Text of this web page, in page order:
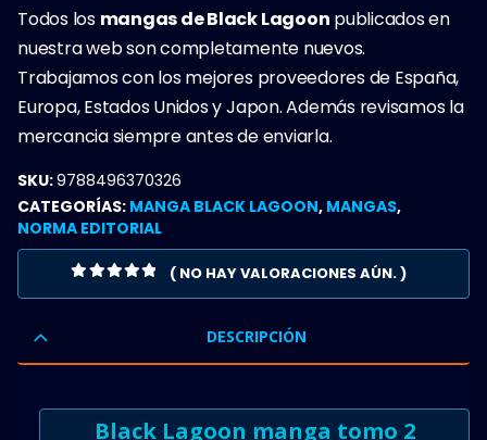
Todos los mangas de Black Lagoon publicados en
nuestra web son completamente nuevos.
Trabajamos con los mejores proveedores de España,
Europa, Estados Unidos y Japon. Además revisamos la
mercancia siempre antes de enviarla.
SKU:9788496370326
CATEGORÍAS: MANGA BLACK LAGOON, MANGAS,
NORMA EDITORIAL
( NO HAY VALORACIONES AÚN. )
DESCRIPCIÓN
Black Lagoon manga tomo 2